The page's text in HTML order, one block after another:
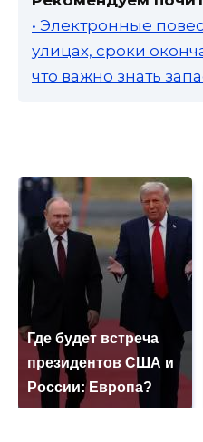
• Электронные
улицах, сроки
что важно знать
Где будет встреча
президентов США и
России: Европа?